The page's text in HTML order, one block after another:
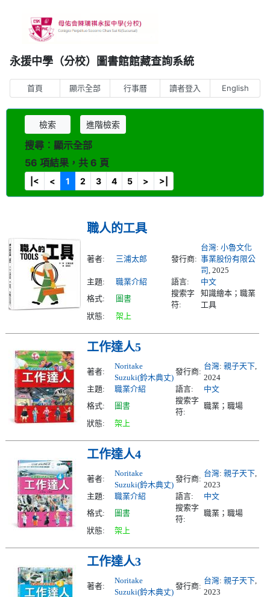
永援中學（分校）圖書館館藏查詢系統
首頁 顯示全部 行事曆 讀者登入 English
檢索 進階檢索
搜尋︰顯示全部
56 項結果，共 6 頁
|< < 1 2 3 4 5 > >|
職人的工具
著者: 三浦太郎 發行商:
台灣: 小魯文化
事業股份有限公
司, 2025
主題:
職業介紹 語言:
中文
格式:
圖書
搜索字
符:
知識繪本；職業
工具
狀態:
架上
工作達人5
著者:
Noritake
Suzuki(鈴木典丈)
發行商:
台灣: 親子天下,
2024
主題:
職業介紹 語言:
中文
格式:
圖書
搜索字
符:
職業；職場
狀態:
架上
工作達人4
著者:
Noritake
Suzuki(鈴木典丈)
發行商:
台灣: 親子天下,
2023
主題:
職業介紹 語言:
中文
格式:
圖書
搜索字
符:
職業；職場
狀態:
架上
工作達人3
著者:
Noritake
Suzuki(鈴木典丈)
發行商:
台灣: 親子天下,
2023